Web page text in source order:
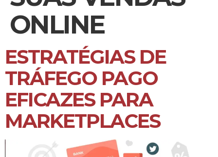
ONLINE
ESTRATÉGIAS DE
TRÁFEGO PAGO
EFICAZES PARA
MARKETPLACES